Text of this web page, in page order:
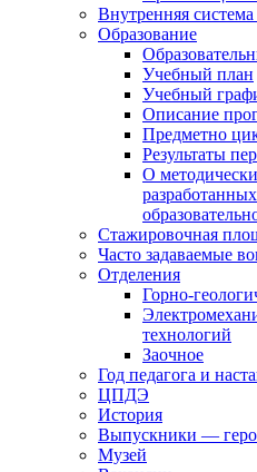
Внутренняя
Образование
Учебный план
Учебный
Описание
Предметно
Результаты
О
Стажировочная
Часто задаваемые
Отделения
Горно-
технологий
Заочное
Год педагога и
ЦПДЭ
История
Выпускники —
Музей